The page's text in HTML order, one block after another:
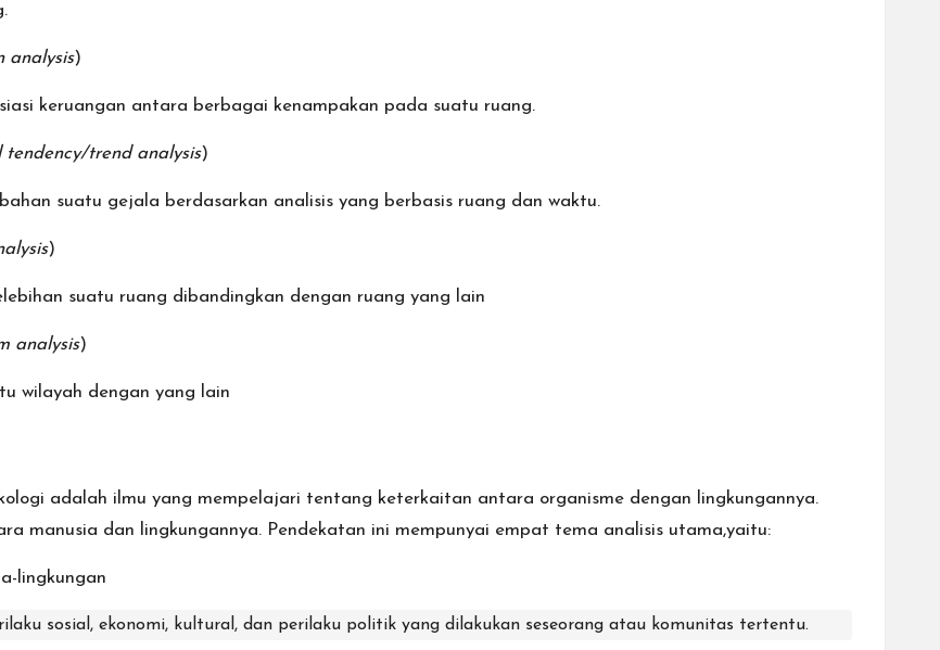
analysis)
keruangan antara berbagai kenampakan pada suatu ruang.
tendency/trend analysis)
suatu gejala berdasarkan analisis yang berbasis ruang dan waktu.
)
suatu ruang dibandingkan dengan ruang yang lain
analysis)
wilayah dengan yang lain
adalah ilmu yang mempelajari tentang keterkaitan antara organisme dengan lingkungannya.
manusia dan lingkungannya. Pendekatan ini mempunyai empat tema analisis utama,yaitu:
lingkungan
sosial, ekonomi, kultural, dan perilaku politik yang dilakukan seseorang atau komunitas tertentu.